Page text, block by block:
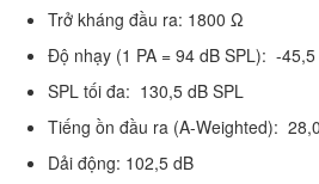
Trở kháng đầu ra: 1800 Ω
Độ nhạy (1 PA = 94 dB SPL): -45,5
SPL tối đa: 130,5 dB SPL
Tiếng ồn đầu ra (A-Weighted):
Dải động: 102,5 dB